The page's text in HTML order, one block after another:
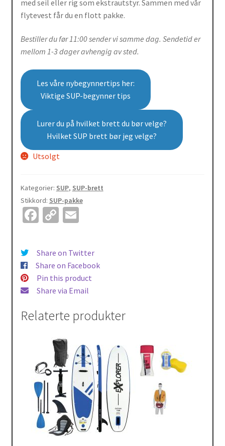
med seil eller rig som ekstrautstyr. Sammen med vår
flytevest får du en flott pakke.
Bestiller du før 11:00 sender vi samme dag. Sendetid er
mellom 1-3 dager avhengig av sted.
Les våre nybegynnertips her:
Viktige SUP-begynner tips
Lurer du på hvilket brett du bør velge?
Hvilket SUP brett bør jeg velge?
Utsolgt
Kategorier: SUP, SUP-brett
Stikkord: SUP-pakke
Fa
b
o
o
k
C
p
y
Li
n
k
E
ai
l
Share on Twitter
Share on Facebook
Pin this product
Share via Email
Relaterte produkter